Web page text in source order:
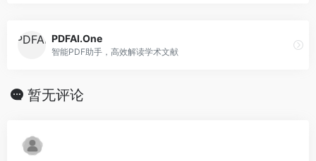
PDFAI.One
智能PDF助手，高效解读学术文献
暂无评论